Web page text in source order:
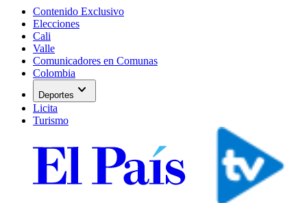
Contenido Exclusivo
Elecciones
Cali
Valle
Comunicadores en Comunas
Colombia
Deportes expand_more
Licita
Turismo